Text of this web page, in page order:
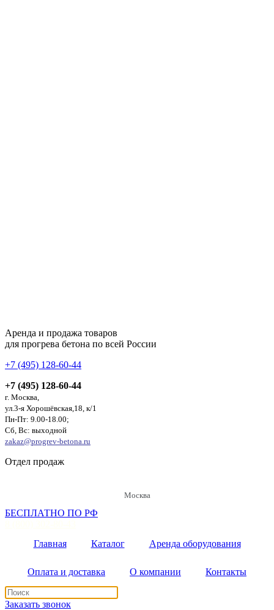
Аренда и продажа товаров
для прогрева бетона по всей России
+7 (495) 128-60-44
+7 (495) 128-60-44
г. Москва,
ул.3-я Хорошёвская,18, к/1
Пн-Пт: 9.00-18.00;
Сб, Вс: выходной
zakaz@progrev-betona.ru
Отдел продаж
Москва
БЕСПЛАТНО ПО РФ
Главная
Каталог Аренда оборудования
Оплата и доставка О компании Контакты
Заказать звонок